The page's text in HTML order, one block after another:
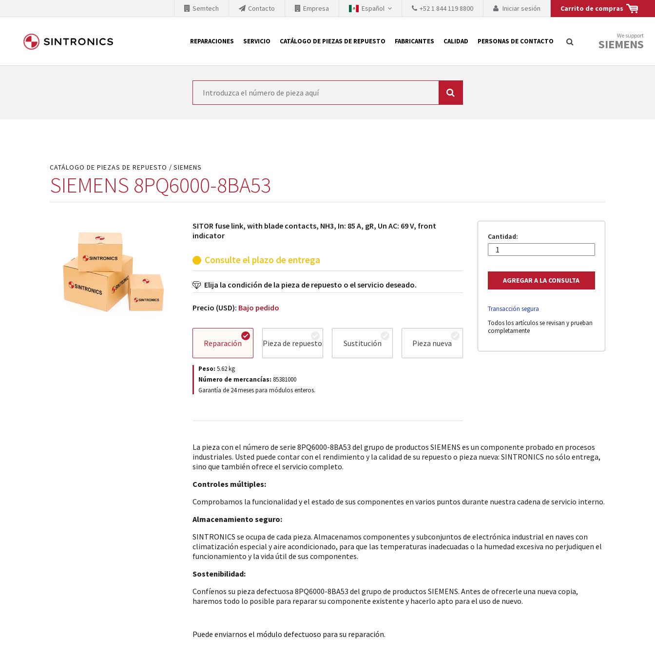
Carrito de compras
Iniciar sesión
+52 1 844 119 8800
Español
Empresa
Contacto
Semtech
REPARACIONES SERVICIO CATÁLOGO DE PIEZAS DE REPUESTO FABRICANTES CALIDAD PERSONAS DE CONTACTO
We support
SIEMENS
Nuestra colaboración con SIEMENS
de módulos descontinuados por módulos del propio almacén.
CATÁLOGO DE PIEZAS DE REPUESTO SIEMENS
SIEMENS 8PQ6000-8BA53
SITOR fuse link, with blade contacts, NH3, In: 85 A, gR, Un AC: 69 V, front
indicator
Consulte el plazo de entrega
Elija la condición de la pieza de repuesto o el servicio deseado.
Precio (USD): Bajo pedido
Reparación Pieza de repuesto Sustitución Pieza nueva
Peso: 5.62kg
Número de mercancías: 85381000
Garantía de 24 meses para módulos enteros.
Cantidad:
Transacción segura
Todos los artículos se revisan y prueban
completamente
La pieza con el número de serie 8PQ6000-8BA53 del grupo de productos SIEMENS es un componente probado en procesos
industriales. Usted puede contar con el rendimiento y la calidad de su repuesto o pieza nueva: SINTRONICS no sólo entrega,
sino que también ofrece el servicio completo.
Controles múltiples:
Comprobamos la funcionalidad y el estado de sus componentes en varios puntos durante nuestra cadena de servicio interno.
Almacenamiento seguro:
SINTRONICS se ocupa de cada pieza. Almacenamos componentes y subconjuntos de electrónica industrial en naves con
climatización especial y aire acondicionado, para que las temperaturas inadecuadas o la humedad excesiva no perjudiquen el
funcionamiento y la vida útil de sus componentes.
Sostenibilidad:
Confíenos su pieza defectuosa 8PQ6000-8BA53 del grupo de productos SIEMENS. Antes de ofrecerle una nueva copia,
haremos todo lo posible para reparar su componente existente y hacerlo apto para el uso de nuevo.
Puede enviarnos el módulo defectuoso para su reparación.